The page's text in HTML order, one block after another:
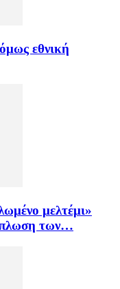
εθνική
μελτέμι»
των…